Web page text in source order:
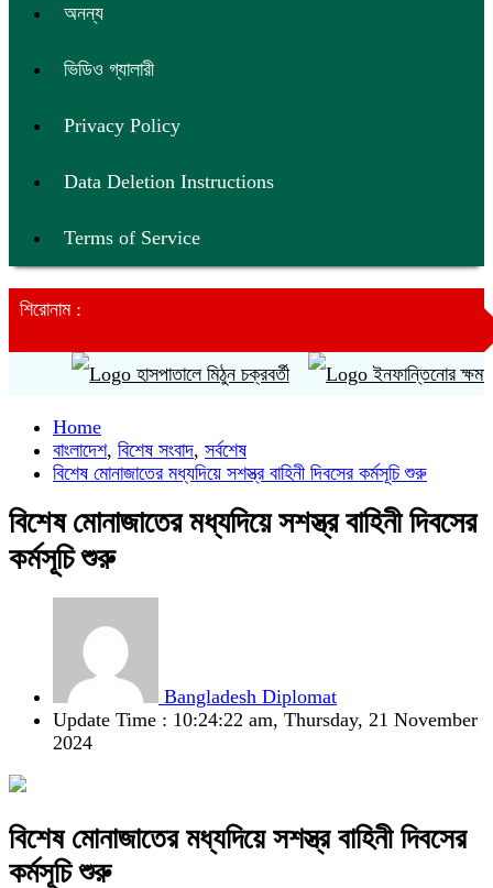
অনন্য
ভিডিও গ্যালারী
Privacy Policy
Data Deletion Instructions
Terms of Service
শিরোনাম :
হাসপাতালে মিঠুন চক্রবর্তী ইনফান্তিনোর
Home
বাংলাদেশ, বিশেষ সংবাদ, সর্বশেষ
বিশেষ মোনাজাতের মধ্যদিয়ে সশস্ত্র বাহিনী দিবসের কর্মসূচি শুরু
বিশেষ মোনাজাতের মধ্যদিয়ে সশস্ত্র বাহিনী দিবসের
কর্মসূচি শুরু
Bangladesh Diplomat
Update Time : 10:24:22 am, Thursday, 21 November
2024
বিশেষ মোনাজাতের মধ্যদিয়ে সশস্ত্র বাহিনী দিবসের
কর্মসূচি শুরু